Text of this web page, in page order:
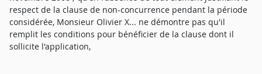
respect de la clause de non-concurrence pendant la période
considérée, Monsieur Olivier X... ne démontre pas qu'il
remplit les conditions pour bénéficier de la clause dont il
sollicite l'application,